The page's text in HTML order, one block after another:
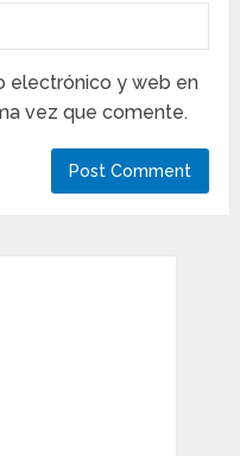
electrónico y web en
vez que comente.